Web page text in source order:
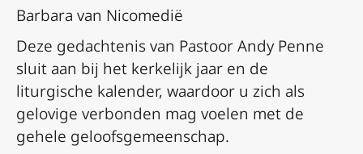
Barbara van Nicomedië
Deze gedachtenis van Pastoor Andy Penne
sluit aan bij het kerkelijk jaar en de
liturgische kalender, waardoor u zich als
gelovige verbonden mag voelen met de
gehele geloofsgemeenschap.